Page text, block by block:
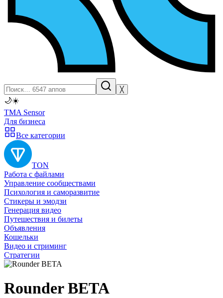
╳
🌙☀️
TMA Sensor
Для бизнеса
Все категории
TON
Работа с файлами
Управление сообществами
Психология и саморазвитие
Стикеры и эмодзи
Генерация видео
Путешествия и билеты
Объявления
Кошельки
Видео и стриминг
Стратегии
Rounder BETA